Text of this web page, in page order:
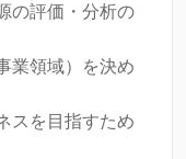
価・分析の
域）を決め
目指すため